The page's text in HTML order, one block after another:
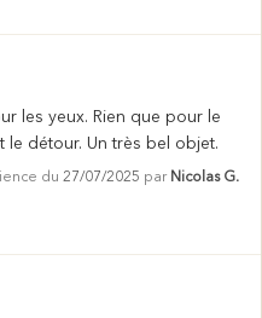
les yeux. Rien que pour le
le détour. Un très bel objet.
du 27/07/2025 par Nicolas G.